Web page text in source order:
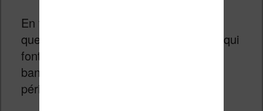
En tout cas, il est intéressant de noter
que les Kindle sont les seules liseuses qui
font la distinction entre les livres, les
bandes dessinées, les extraits et les
périodiques.